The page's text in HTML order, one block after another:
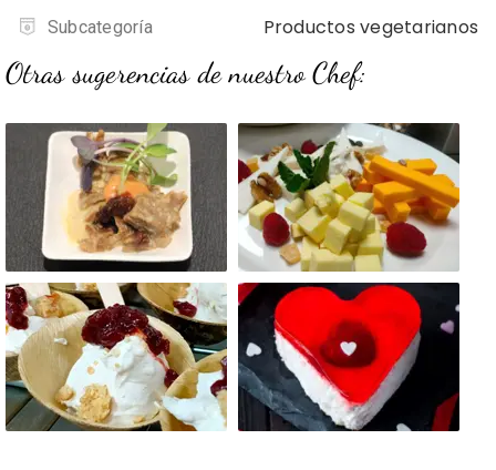
Subcategoría Productos vegetarianos
Otras sugerencias de nuestro Chef: